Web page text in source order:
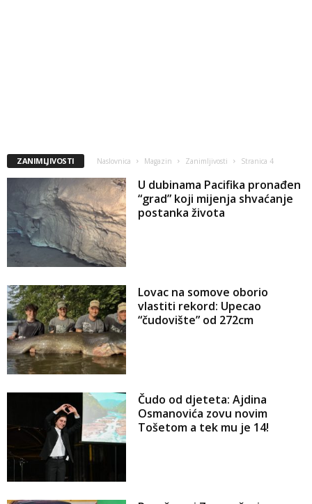
ZANIMLJIVOSTI Naslovnica Magazin Zanimljivosti Stranica 4
U dubinama Pacifika pronađen
“grad” koji mijenja shvaćanje
postanka života
Lovac na somove oborio
vlastiti rekord: Upecao
“čudovište” od 272cm
Čudo od djeteta: Ajdina
Osmanovića zovu novim
Tošetom a tek mu je 14!